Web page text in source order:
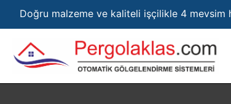
Doğru malzeme ve kaliteli işçilikle 4 mevsim